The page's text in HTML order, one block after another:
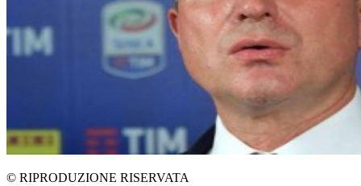
© RIPRODUZIONE RISERVATA